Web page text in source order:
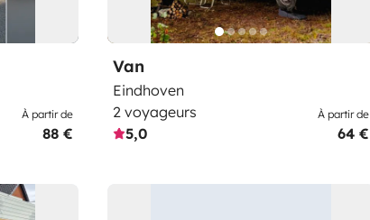
À partir de
88 €
Van
Eindhoven
2 voyageurs
5,0
À partir de
64 €